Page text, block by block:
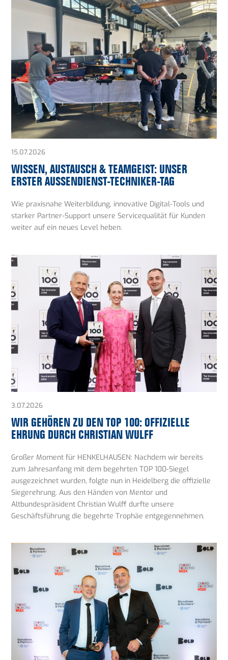
15.07.2026
WISSEN, AUSTAUSCH & TEAMGEIST: UNSER
ERSTER AUSSENDIENST-TECHNIKER-TAG
Wie praxisnahe Weiterbildung, innovative Digital-Tools und
starker Partner-Support unsere Servicequalität für Kunden
weiter auf ein neues Level heben.
3.07.2026
WIR GEHÖREN ZU DEN TOP 100: OFFIZIELLE
EHRUNG DURCH CHRISTIAN WULFF
Großer Moment für HENKELHAUSEN: Nachdem wir bereits
zum Jahresanfang mit dem begehrten TOP 100-Siegel
ausgezeichnet wurden, folgte nun in Heidelberg die offizielle
Siegerehrung. Aus den Händen von Mentor und
Altbundespräsident Christian Wulff durfte unsere
Geschäftsführung die begehrte Trophäe entgegennehmen.